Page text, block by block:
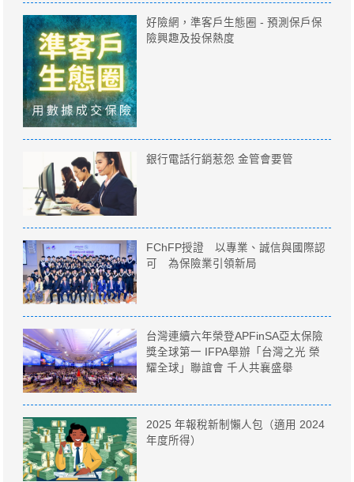
好險網，準客戶生態圈 - 預測保戶保
險興趣及投保熱度
銀行電話行銷惹怨 金管會要管
FChFP授證 以專業、誠信與國際認
可 為保險業引領新局
台灣連續六年榮登APFinSA亞太保險
獎全球第一 IFPA舉辦「台灣之光 榮
耀全球」聯誼會 千人共襄盛舉
2025 年報稅新制懶人包（適用 2024
年度所得）